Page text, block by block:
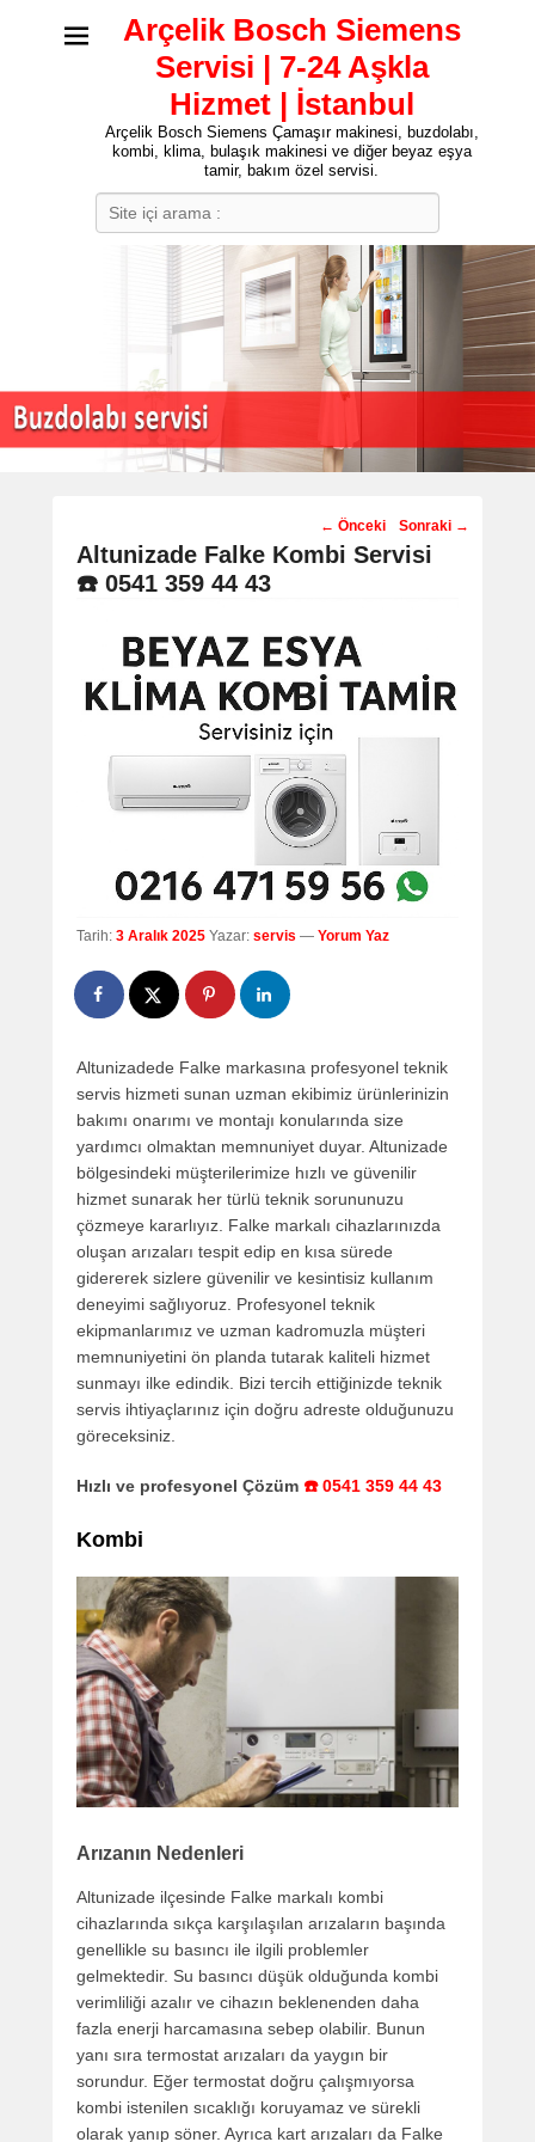
Arçelik Bosch Siemens
Servisi | 7-24 Aşkla
Hizmet | İstanbul
Arçelik Bosch Siemens Çamaşır makinesi, buzdolabı,
kombi, klima, bulaşık makinesi ve diğer beyaz eşya
tamir, bakım özel servisi.
Post
navigation
← Önceki Sonraki →
Altunizade Falke Kombi Servisi
☎️ 0541 359 44 43
Tarih: 3 Aralık 2025 Yazar: servis — Yorum Yaz
Altunizadede Falke markasına profesyonel teknik
servis hizmeti sunan uzman ekibimiz ürünlerinizin
bakımı onarımı ve montajı konularında size
yardımcı olmaktan memnuniyet duyar. Altunizade
bölgesindeki müşterilerimize hızlı ve güvenilir
hizmet sunarak her türlü teknik sorununuzu
çözmeye kararlıyız. Falke markalı cihazlarınızda
oluşan arızaları tespit edip en kısa sürede
gidererek sizlere güvenilir ve kesintisiz kullanım
deneyimi sağlıyoruz. Profesyonel teknik
ekipmanlarımız ve uzman kadromuzla müşteri
memnuniyetini ön planda tutarak kaliteli hizmet
sunmayı ilke edindik. Bizi tercih ettiğinizde teknik
servis ihtiyaçlarınız için doğru adreste olduğunuzu
göreceksiniz.
Hızlı ve profesyonel Çözüm ☎️ 0541 359 44 43
Kombi
Arızanın Nedenleri
Altunizade ilçesinde Falke markalı kombi
cihazlarında sıkça karşılaşılan arızaların başında
genellikle su basıncı ile ilgili problemler
gelmektedir. Su basıncı düşük olduğunda kombi
verimliliği azalır ve cihazın beklenenden daha
fazla enerji harcamasına sebep olabilir. Bunun
yanı sıra termostat arızaları da yaygın bir
sorundur. Eğer termostat doğru çalışmıyorsa
kombi istenilen sıcaklığı koruyamaz ve sürekli
olarak yanıp söner. Ayrıca kart arızaları da Falke